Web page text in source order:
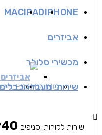
IPHONE
IPAD
MAC
אביזרים
מכשירי סלולר
SAMSUNG
שירותי מעבדה
שירות לקוחות וסניפים